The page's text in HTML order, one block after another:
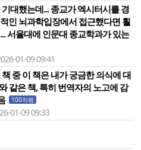
대했는데... 종교가 엑시터시를 경
인 뇌과학입장에서 접근했다면 훨
서울대에 인문대 종교학과가 있는
01-09 09:41
중 이 책은 내가 궁금한 의식에 대
같은 책, 특히 번역자의 노고에 감
100자평
01-09 09:33